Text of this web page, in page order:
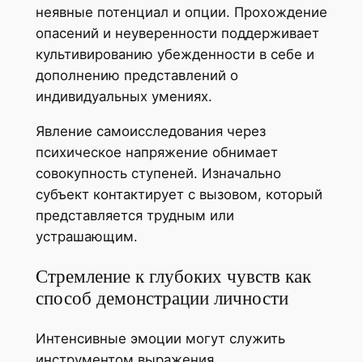
неявные потенциал и опции. Прохождение
опасений и неуверенности поддерживает
культивированию убежденности в себе и
дополнению представлений о
индивидуальных умениях.
Явление самоисследования через
психическое напряжение обнимает
совокупность ступеней. Изначально
субъект контактирует с вызовом, который
представляется трудным или
устрашающим.
Стремление к глубоких чувств как
способ демонстрации личности
Интенсивные эмоции могут служить